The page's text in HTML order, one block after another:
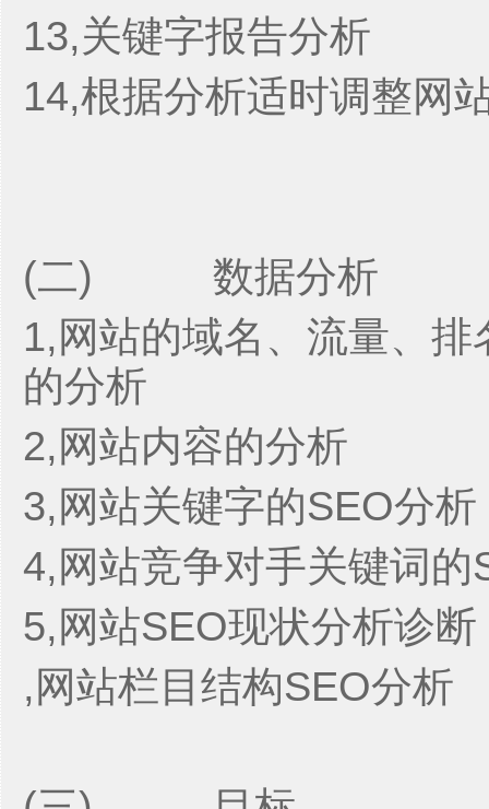
13,关键字报告分析
14,根据分析适时调整网
(二) 数据分析
1,网站的域名、流量、
的分析
2,网站内容的分析
3,网站关键字的SEO分析
4,网站竞争对手关键词的
5,网站SEO现状分析诊断
,网站栏目结构SEO分析